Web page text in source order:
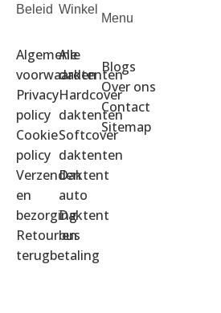
Beleid
Algemene
voorwaarden
Privacy
policy
Cookie
policy
Verzenden
en
bezorging
Retour en
terugbetaling
Winkel
Alle
daktenten
Hardcover
daktenten
Softcover
daktenten
Daktent
auto
Daktent
bus
Menu
Blogs
Over ons
Contact
Sitemap